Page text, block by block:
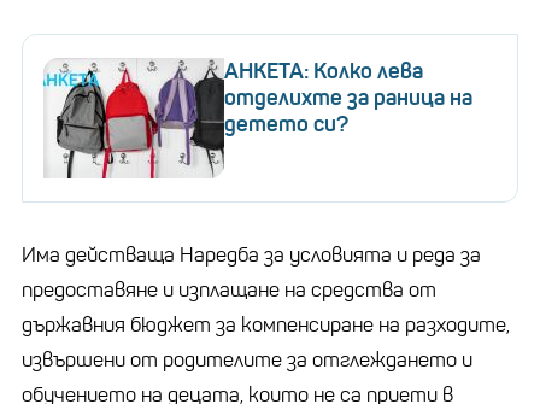
АНКЕТА: Колко лева
отделихте за раница на
детето си?
Има действаща Наредба за условията и реда за
предоставяне и изплащане на средства от
държавния бюджет за компенсиране на разходите,
извършени от родителите за отглеждането и
обучението на децата, които не са приети в